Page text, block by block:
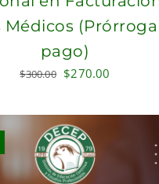
Médicos (Prórroga
pago)
$300.00 Original
was:
$300.00.
$270.00
is: